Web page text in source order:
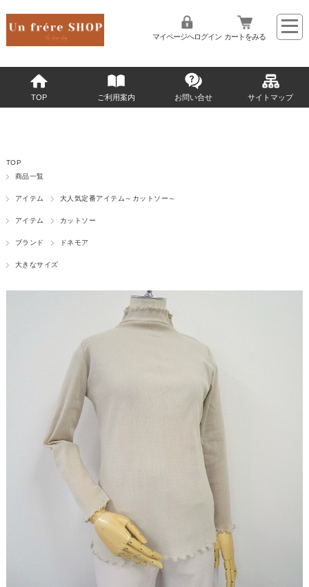
マイページへログイン カートをみる
TOP ご利用案内 お問い合せ サイトマップ
TOP
商品一覧
アイテム 大人気定番アイテム～カットソー～
アイテム カットソー
ブランド ドネモア
大きなサイズ